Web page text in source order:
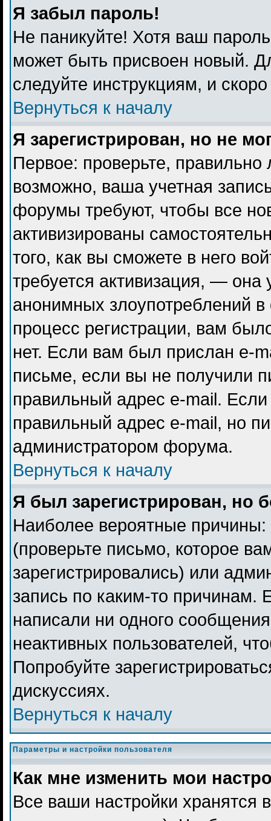
Я забыл пароль!
Не паникуйте! Хотя ваш
может быть присвоен новый.
следуйте инструкциям, и
Вернуться к началу
Я зарегистрирован, но не
Первое: проверьте,
возможно, ваша учетная
форумы требуют, чтобы все
активизированы
того, как вы сможете в него
требуется активизация, —
анонимных злоупотреблений
процесс регистрации, вам
нет. Если вам был прислан e-
письме, если вы не получили
правильный адрес e-mail.
правильный адрес e-mail, но
администратором форума.
Вернуться к началу
Я был зарегистрирован, но
Наиболее вероятные
(проверьте письмо, которое
зарегистрировались) или
запись по каким-то причинам.
написали ни одного
неактивных пользователей,
Попробуйте
дискуссиях.
Вернуться к началу
Параметры и настройки пользователя
Как мне изменить мои
Все ваши настройки хранятся